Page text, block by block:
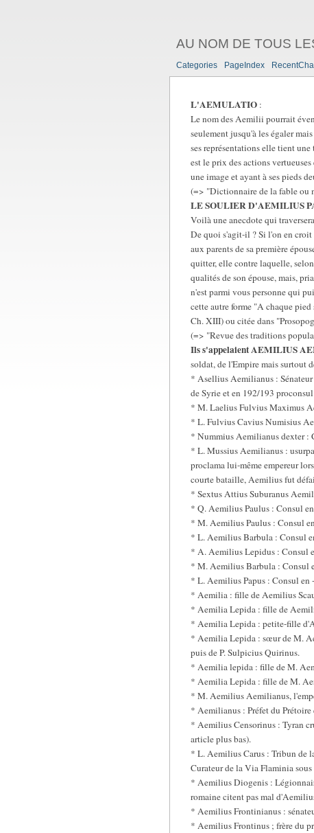
AU NOM DE TOUS
Categories PageIndex
L'AEMULATIO :
Le nom des Aemilii pourrait
seulement jusqu'à les égaler
ses représentations elle tient
est le prix des actions
une image et ayant à ses pieds
(=> "Dictionnaire de la fable ou
LE SOULIER D'AEMILIUS
Voilà une anecdote qui
De quoi s'agit-il ? Si l'on en
aux parents de sa première
quitter, elle contre laquelle,
qualités de son épouse, mais,
n'est parmi vous personne qui
cette autre forme "A chaque
Ch. XIII) ou citée dans
(=> "Revue des traditions
Ils s'appelaient AEMILIUS
soldat, de l'Empire mais surtout
* Asellius Aemilianus :
de Syrie et en 192/193
* M. Laelius Fulvius Maximus
* L. Fulvius Cavius Numisius
* Nummius Aemilianus dexter :
* L. Mussius Aemilianus :
proclama lui-même empereur
courte bataille, Aemilius fut
* Sextus Attius Suburanus
* Q. Aemilius Paulus : Consul
* M. Aemilius Paulus : Consul
* L. Aemilius Barbula : Consul
* A. Aemilius Lepidus : Consul
* M. Aemilius Barbula : Consul
* L. Aemilius Papus : Consul en
* Aemilia : fille de Aemilius
* Aemilia Lepida : fille de
* Aemilia Lepida : petite-fille
* Aemilia Lepida : sœur de M.
puis de P. Sulpicius Quirinus.
* Aemilia lepida : fille de M.
* Aemilia Lepida : fille de M.
* M. Aemilius Aemilianus,
* Aemilianus : Préfet du
* Aemilius Censorinus : Tyran
article plus bas).
* L. Aemilius Carus : Tribun de
Curateur de la Via Flaminia
* Aemilius Diogenis :
romaine citent pas mal
* Aemilius Frontinianus :
* Aemilius Frontinus ; frère du